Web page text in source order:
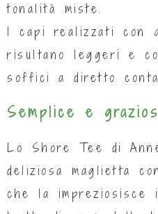
tonalità miste.
I capi realizzati con
risultano leggeri e
soffici a diretto
Semplice e
Lo Shore Tee di
deliziosa maglietta
che la